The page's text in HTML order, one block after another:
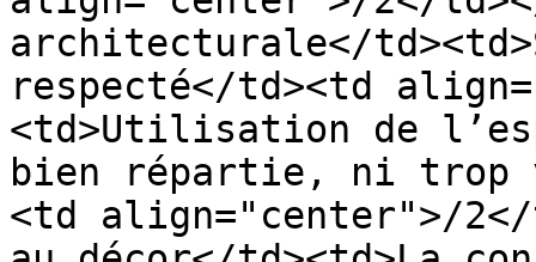
architecturale</
respecté</td><td
<td>Utilisation de
bien répartie, ni trop
<td align="center">/